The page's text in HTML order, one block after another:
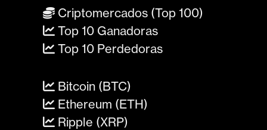
Criptomercados (Top 100)
Top 10 Ganadoras
Top 10 Perdedoras
Bitcoin (BTC)
Ethereum (ETH)
Ripple (XRP)